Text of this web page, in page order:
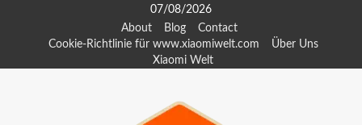
07/08/2026
About
Blog
Contact
Cookie-Richtlinie für www.xiaomiwelt.com
Über Uns
Xiaomi Welt